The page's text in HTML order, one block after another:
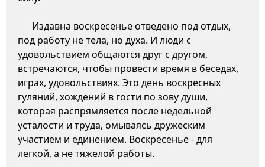
Издавна воскресенье отведено под отдых,
под работу не тела, но духа. И люди с
удовольствием общаются друг с другом,
встречаются, чтобы провести время в беседах,
играх, удовольствиях. Это день воскресных
гуляний, хождений в гости по зову души,
которая распрямляется после недельной
усталости и труда, омываясь дружеским
участием и единением. Воскресенье - для
легкой, а не тяжелой работы.